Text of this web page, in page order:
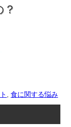
,食に関する悩み